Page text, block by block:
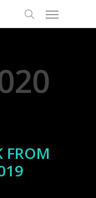
FROM